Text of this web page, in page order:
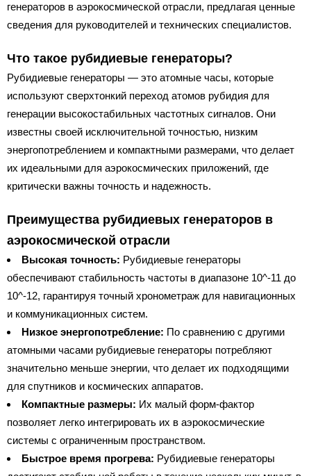
генераторов в аэрокосмической отрасли, предлагая ценные
сведения для руководителей и технических специалистов.
Что такое рубидиевые генераторы?
Рубидиевые генераторы — это атомные часы, которые
используют сверхтонкий переход атомов рубидия для
генерации высокостабильных частотных сигналов. Они
известны своей исключительной точностью, низким
энергопотреблением и компактными размерами, что делает
их идеальными для аэрокосмических приложений, где
критически важны точность и надежность.
Преимущества рубидиевых генераторов в
аэрокосмической отрасли
Высокая точность: Рубидиевые генераторы
обеспечивают стабильность частоты в диапазоне 10^-11 до
10^-12, гарантируя точный хронометраж для навигационных
и коммуникационных систем.
Низкое энергопотребление: По сравнению с другими
атомными часами рубидиевые генераторы потребляют
значительно меньше энергии, что делает их подходящими
для спутников и космических аппаратов.
Компактные размеры: Их малый форм-фактор
позволяет легко интегрировать их в аэрокосмические
системы с ограниченным пространством.
Быстрое время прогрева: Рубидиевые генераторы